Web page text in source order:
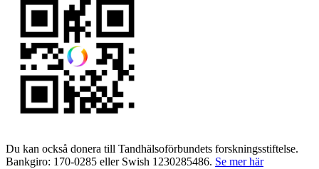
Du kan också donera till Tandhälsoförbundets forskningsstiftelse.
Bankgiro: 170-0285 eller Swish 1230285486. Se mer här